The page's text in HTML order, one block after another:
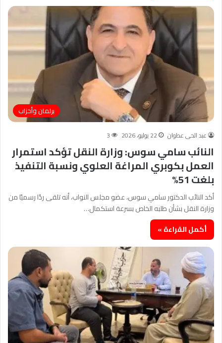
برلمان وأحزاب
عبد الحى عطوان 22 يوليو، 2026 3
النائب سامي سوس: وزارة النقل تؤكد استمرار
العمل بكوبري المراغة العلوي ونسبة التنفيذ
بلغت 51%
أكد النائب الدكتور سامي سوس، عضو مجلس النواب، أنه تلقى ردًا رسميًا من
وزارة النقل بشأن طلبه الخاص بسرعة استكمال…
أكمل القراءة »